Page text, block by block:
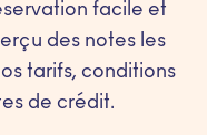
facile et
des notes les
tarifs, conditions
de crédit.